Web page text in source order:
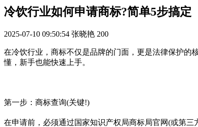
冷饮行业如何申请商标?简单5步搞定
2025-07-10 09:50:54 张晓艳 200
在冷饮行业，商标不仅是品牌的门面，更是法律保护的
懂，新手也能快速上手。
第一步：商标查询(关键!)
在申请前，必须通过国家知识产权局商标局官网(或第三